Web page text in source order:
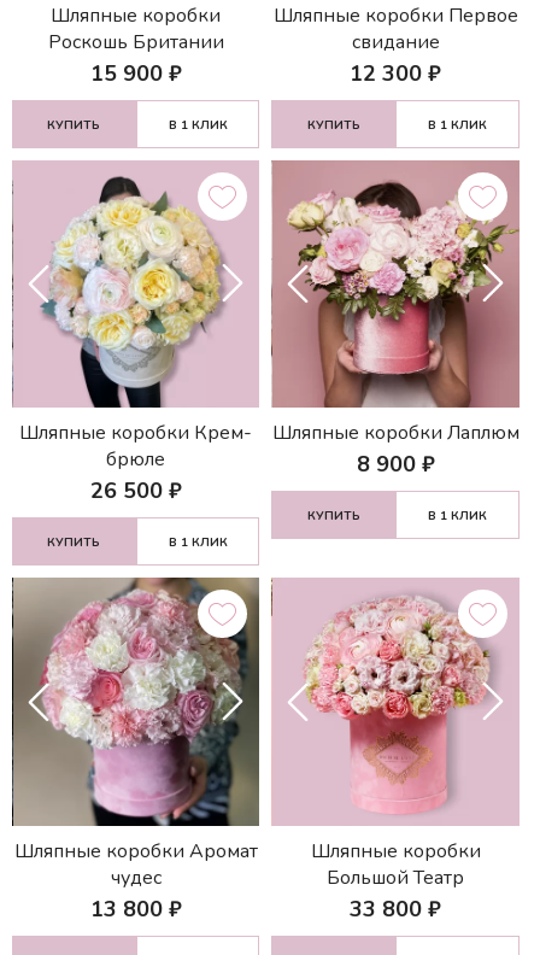
Шляпные коробки
Роскошь Британии
15 900₽
КУПИТЬ В 1 КЛИК
Шляпные коробки Первое
свидание
12 300 ₽
КУПИТЬ В 1 КЛИК
Шляпные коробки Крем-
брюле
26 500₽
КУПИТЬ В 1 КЛИК
Шляпные коробки Лаплюм
8 900₽
КУПИТЬ В 1 КЛИК
Шляпные коробки Аромат
чудес
13 800₽
Шляпные коробки
Большой Театр
33 800 ₽